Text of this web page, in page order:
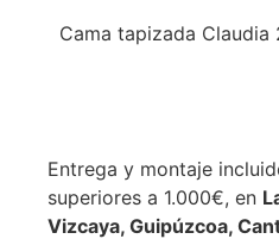
Cama tapizada Claudia
Entrega y montaje
superiores a 1.000€, en
Vizcaya, Guipúzcoa,